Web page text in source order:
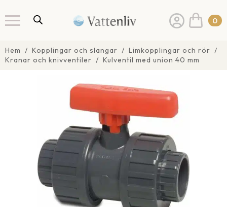
0
Hem Kopplingar och slangar
Limkopplingar och rör
Kranar och knivventiler
Kulventil med union 40 mm